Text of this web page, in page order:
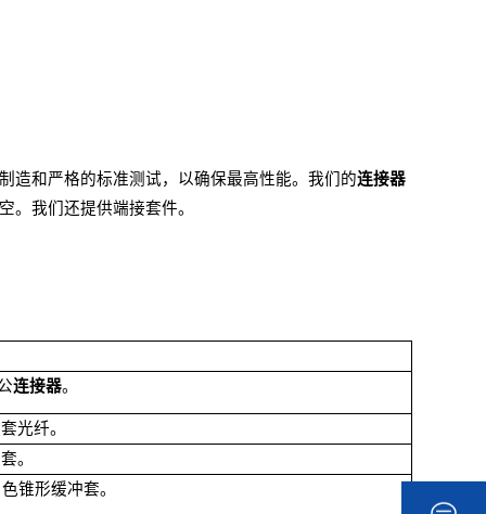
造和严格的标准测试，以确保最高性能。我们的连接器
。我们还提供端接套件。
连接器。
光纤。
。
锥形缓冲套。